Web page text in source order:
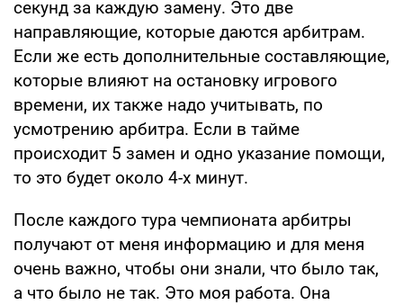
секунд за каждую замену. Это две
направляющие, которые даются арбитрам.
Если же есть дополнительные составляющие,
которые влияют на остановку игрового
времени, их также надо учитывать, по
усмотрению арбитра. Если в тайме
происходит 5 замен и одно указание помощи,
то это будет около 4-х минут.
После каждого тура чемпионата арбитры
получают от меня информацию и для меня
очень важно, чтобы они знали, что было так,
а что было не так. Это моя работа. Она